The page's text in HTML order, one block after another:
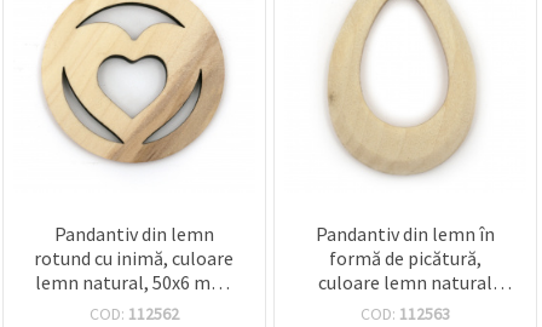
Pandantiv din lemn
rotund cu inimă, culoare
lemn natural, 50x6 mm,
gaură 1 mm – 2 bucăți,
COD: 112562
Pandantiv din lemn în
formă de picătură,
culoare lemn natural
52x37x6 mm, orificiu 2
COD: 112563